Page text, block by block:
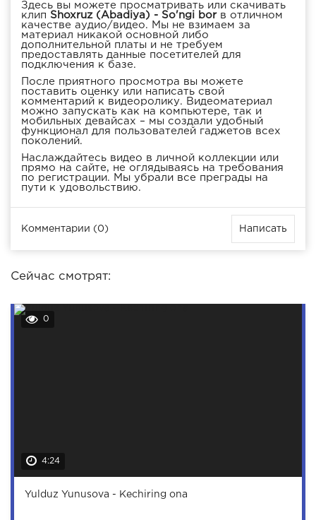
Здесь вы можете просматривать или скачивать
клип Shoxruz (Abadiya) - So'ngi borв отличном
качестве аудио/видео. Мы не взимаем за
материал никакой основной либо
дополнительной платы и не требуем
предоставлять данные посетителей для
подключения к базе.
После приятного просмотра вы можете
поставить оценку или написать свой
комментарий к видеоролику. Видеоматериал
можно запускать как на компьютере, так и
мобильных девайсах – мы создали удобный
функционал для пользователей гаджетов всех
поколений.
Наслаждайтесь видео в личной коллекции или
прямо на сайте, не оглядываясь на требования
по регистрации. Мы убрали все преграды на
пути к удовольствию.
Комментарии (0) Написать
Сейчас смотрят:
0
4:24
Yulduz Yunusova - Kechiring ona